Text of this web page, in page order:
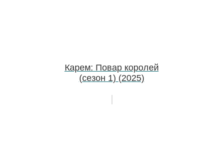
Карем: Повар королей
(сезон 1) (2025)